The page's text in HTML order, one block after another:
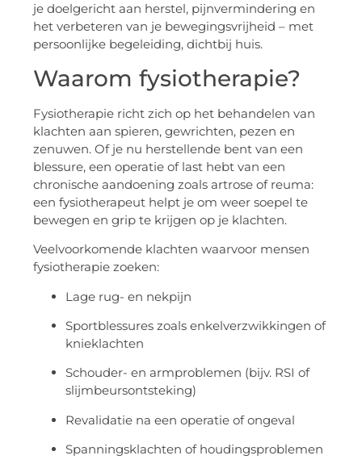
je doelgericht aan herstel, pijnvermindering en
het verbeteren van je bewegingsvrijheid – met
persoonlijke begeleiding, dichtbij huis.
Waarom fysiotherapie?
Fysiotherapie richt zich op het behandelen van
klachten aan spieren, gewrichten, pezen en
zenuwen. Of je nu herstellende bent van een
blessure, een operatie of last hebt van een
chronische aandoening zoals artrose of reuma:
een fysiotherapeut helpt je om weer soepel te
bewegen en grip te krijgen op je klachten.
Veelvoorkomende klachten waarvoor mensen
fysiotherapie zoeken:
Lage rug- en nekpijn
Sportblessures zoals enkelverzwikkingen of
knieklachten
Schouder- en armproblemen (bijv. RSI of
slijmbeursontsteking)
Revalidatie na een operatie of ongeval
Spanningsklachten of houdingsproblemen